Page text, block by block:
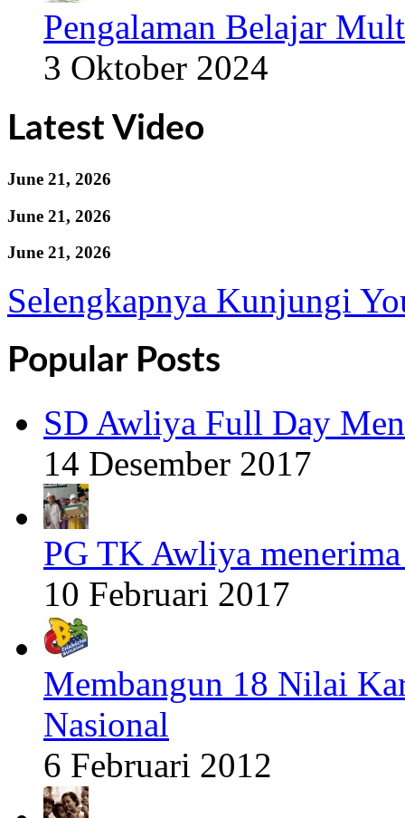
Pengalaman Belajar
3 Oktober 2024
Latest Video
June 21, 2026
June 21, 2026
June 21, 2026
Selengkapnya Kunjungi
Popular Posts
SD Awliya Full Day
14 Desember 2017
PG TK Awliya
10 Februari 2017
Membangun 18 Nilai
Nasional
6 Februari 2012